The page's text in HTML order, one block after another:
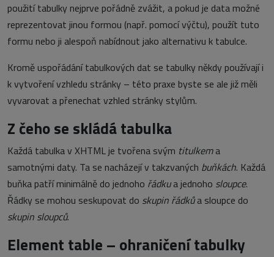
použití tabulky nejprve pořádně zvážit, a pokud je data možné
reprezentovat jinou formou (např. pomocí výčtu), použít tuto
formu nebo ji alespoň nabídnout jako alternativu k tabulce.
Kromě uspořádání tabulkových dat se tabulky někdy používají i
k vytvoření vzhledu stránky – této praxe byste se ale již měli
vyvarovat a přenechat vzhled stránky stylům.
Z čeho se skládá tabulka
Každá tabulka v XHTML je tvořena svým titulkema
samotnými daty. Ta se nacházejí v takzvaných buňkách. Každá
buňka patří minimálně do jednoho řádkua jednoho sloupce.
Řádky se mohou seskupovat do skupin řádkůa sloupce do
skupin sloupců.
Element table – ohraničení tabulky